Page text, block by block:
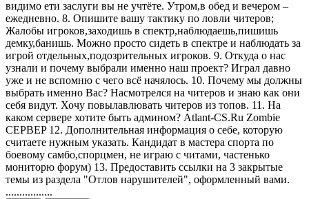
видимо ети заслуги вы не учтёте. Утром,в обед и вечером –
ежедневно. 8. Опишите вашу тактику по ловли читеров;
Жалобы игроков,заходишь в спектр,наблюдаешь,пишишь
демку,банишь. Можно просто сидеть в спектре и наблюдать за
игрой отдельных,подозрительных игроков. 9. Откуда о нас
узнали и почему выбрали именно наш проект? Играл давно
уже и не вспомню с чего всё начялось. 10. Почему мы должны
выбрать именно Вас? Насмотрелся на читеров и знаю как они
себя видут. Хочу повылавлювать читеров из топов. 11. На
каком сервере хотите быть админом? Atlant-CS.Ru Zombie
CEPBEP 12. Дополнительная информация о себе, которую
считаете нужным указать. Кандидат в мастера спорта по
боевому самбо,спорцмен, не играю с читами, частенько
мониторю форум) 13. Предоставить ссылки на 3 закрытые
темы из раздела "Отлов нарушителей", оформленный вами.
.................